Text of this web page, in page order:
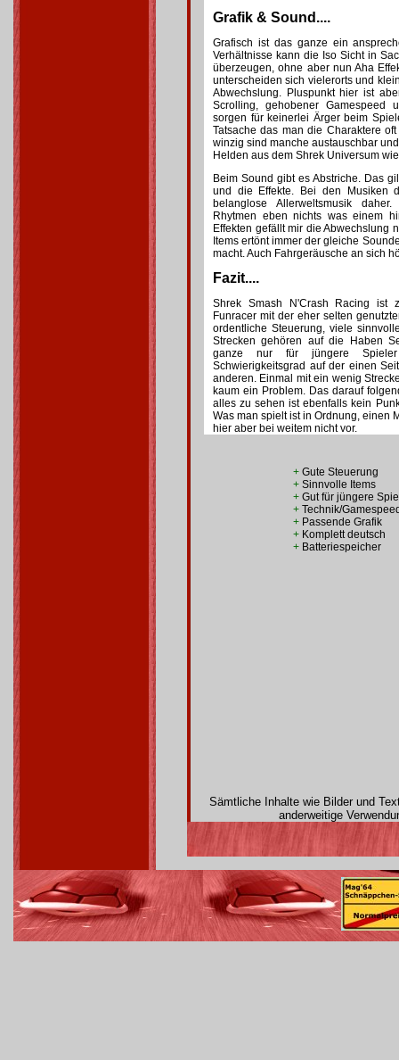
Grafik & Sound....
Grafisch ist das ganze ein
Verhältnisse kann die Iso Sicht in
überzeugen, ohne aber nun Aha
unterscheiden sich vielerorts und
Abwechslung. Pluspunkt hier ist
Scrolling, gehobener
sorgen für keinerlei Ärger beim
Tatsache das man die Charaktere
winzig sind manche austauschbar
Helden aus dem Shrek Universum
Beim Sound gibt es Abstriche. Das
und die Effekte. Bei den Musiken
belanglose Allerweltsmusik
Rhytmen eben nichts was einem
Effekten gefällt mir die Abwechslung
Items ertönt immer der gleiche
macht. Auch Fahrgeräusche an sich
Fazit....
Shrek Smash N'Crash Racing ist
Funracer mit der eher selten
ordentliche Steuerung, viele
Strecken gehören auf die Haben
ganze nur für jüngere
Schwierigkeitsgrad auf der einen
anderen. Einmal mit ein wenig
kaum ein Problem. Das darauf
alles zu sehen ist ebenfalls kein
Was man spielt ist in Ordnung, einen
hier aber bei weitem nicht vor.
+ Gute Steuerung
+ Sinnvolle Items
+ Gut für jüngere
+ Technik/
+ Passende Grafik
+ Komplett deutsch
+ Batteriespeicher
Sämtliche Inhalte wie Bilder und
anderweitige